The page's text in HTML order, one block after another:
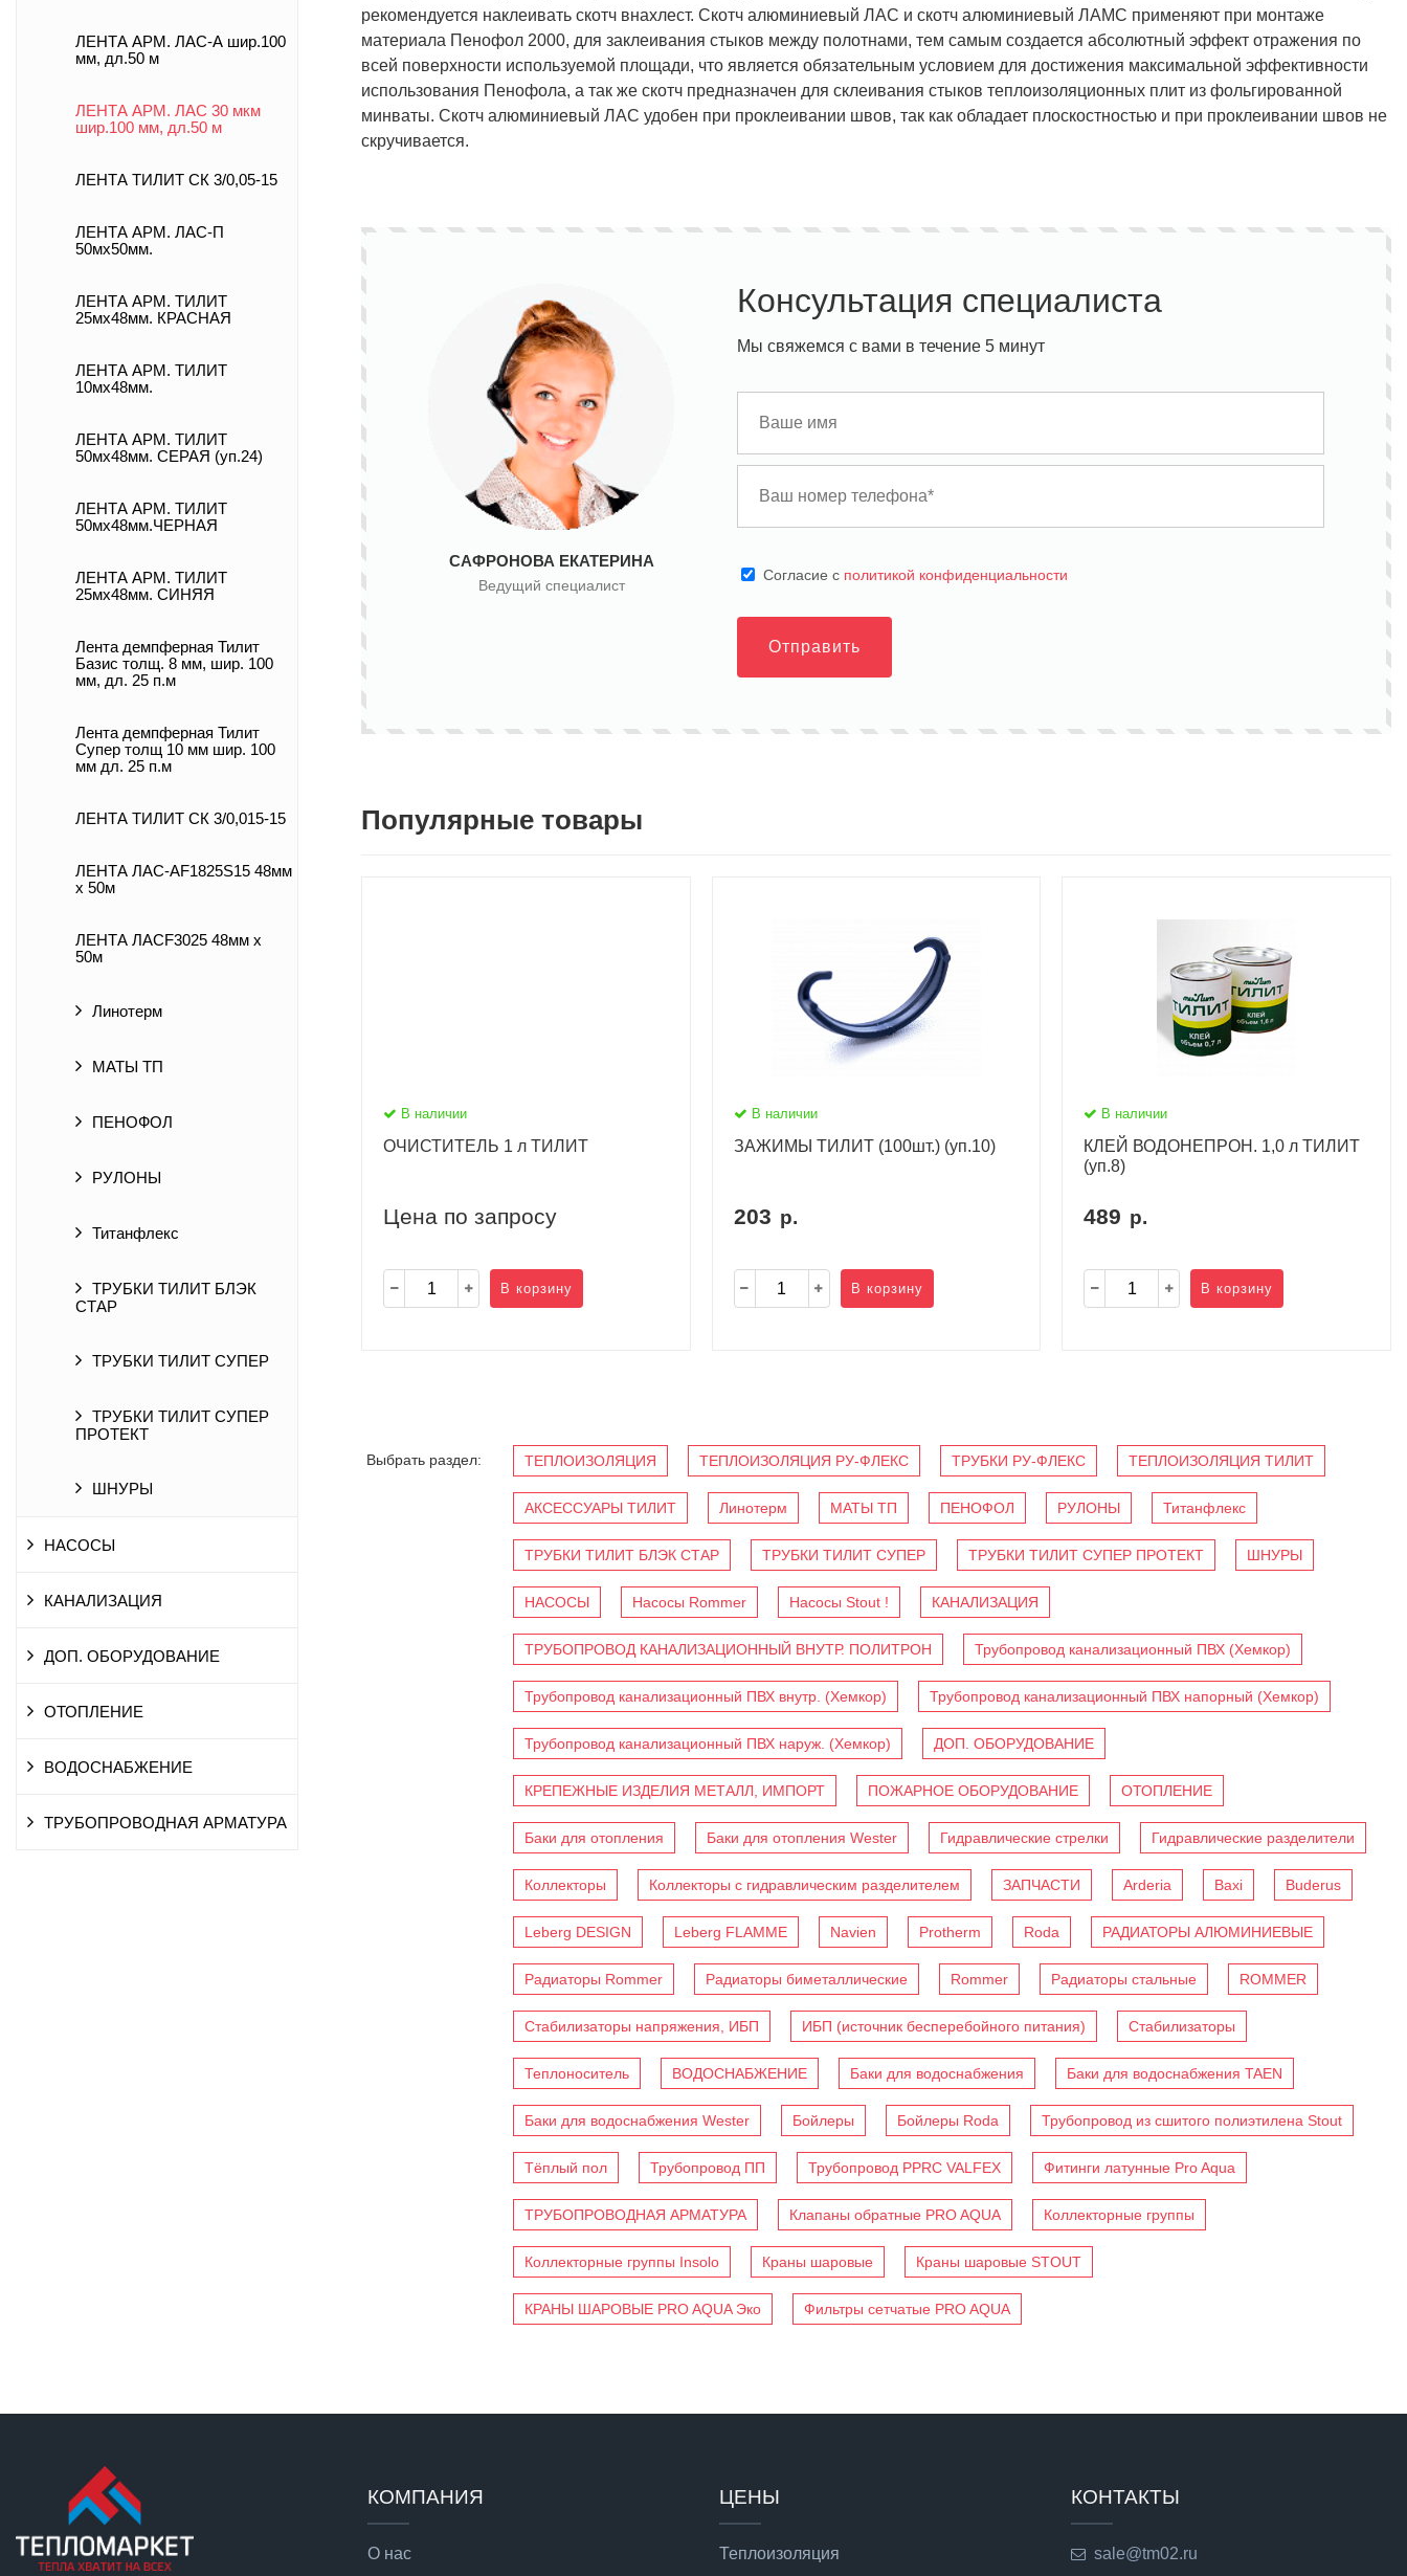
ЛЕНТА АРМ. ЛАС-А шир.100
мм, дл.50 м
ЛЕНТА АРМ. ЛАС 30 мкм
шир.100 мм, дл.50 м
ЛЕНТА ТИЛИТ СК 3/0,05-15
ЛЕНТА АРМ. ЛАС-П
50мх50мм.
ЛЕНТА АРМ. ТИЛИТ
25мх48мм. КРАСНАЯ
ЛЕНТА АРМ. ТИЛИТ
10мх48мм.
ЛЕНТА АРМ. ТИЛИТ
50мх48мм. СЕРАЯ (уп.24)
ЛЕНТА АРМ. ТИЛИТ
50мх48мм.ЧЕРНАЯ
ЛЕНТА АРМ. ТИЛИТ
25мх48мм. СИНЯЯ
Лента демпферная Тилит
Базис толщ. 8 мм, шир. 100
мм, дл. 25 п.м
Лента демпферная Тилит
Супер толщ 10 мм шир. 100
мм дл. 25 п.м
ЛЕНТА ТИЛИТ СК 3/0,015-15
ЛЕНТА ЛАС-AF1825S15 48мм
х 50м
ЛЕНТА ЛАСF3025 48мм х
50м
Линотерм
МАТЫ ТП
ПЕНОФОЛ
РУЛОНЫ
Титанфлекс
ТРУБКИ ТИЛИТ БЛЭК
СТАР
ТРУБКИ ТИЛИТ СУПЕР
ТРУБКИ ТИЛИТ СУПЕР
ПРОТЕКТ
ШНУРЫ
НАСОСЫ
КАНАЛИЗАЦИЯ
ДОП. ОБОРУДОВАНИЕ
ОТОПЛЕНИЕ
ВОДОСНАБЖЕНИЕ
ТРУБОПРОВОДНАЯ АРМАТУРА
рекомендуется наклеивать скотч внахлест. Скотч алюминиевый ЛАС и скотч алюминиевый ЛАМС применяют при монтаже
материала Пенофол 2000, для заклеивания стыков между полотнами, тем самым создается абсолютный эффект отражения по
всей поверхности используемой площади, что является обязательным условием для достижения максимальной эффективности
использования Пенофола, а так же скотч предназначен для склеивания стыков теплоизоляционных плит из фольгированной
минваты. Скотч алюминиевый ЛАС удобен при проклеивании швов, так как обладает плоскостностью и при проклеивании швов не
скручивается.
САФРОНОВА ЕКАТЕРИНА
Ведущий специалист
Консультация специалиста
Мы свяжемся с вами в течение 5 минут
Cогласие с политикой конфиденциальности
Отправить
Популярные товары
В наличии
ОЧИСТИТЕЛЬ 1 л ТИЛИТ
Цена по запросу
В корзину
В наличии
ЗАЖИМЫ ТИЛИТ (100шт.) (уп.10)
203 р.
В корзину
В наличии
КЛЕЙ ВОДОНЕПРОН. 1,0 л ТИЛИТ
(уп.8)
489 р.
В корзину
Выбрать раздел: ТЕПЛОИЗОЛЯЦИЯ ТЕПЛОИЗОЛЯЦИЯ РУ-ФЛЕКС ТРУБКИ РУ-ФЛЕКС ТЕПЛОИЗОЛЯЦИЯ ТИЛИТ
АКСЕССУАРЫ ТИЛИТ Линотерм МАТЫ ТП ПЕНОФОЛ РУЛОНЫ Титанфлекс
ТРУБКИ ТИЛИТ БЛЭК СТАР ТРУБКИ ТИЛИТ СУПЕР ТРУБКИ ТИЛИТ СУПЕР ПРОТЕКТ ШНУРЫ
НАСОСЫ Насосы Rommer Насосы Stout ! КАНАЛИЗАЦИЯ
ТРУБОПРОВОД КАНАЛИЗАЦИОННЫЙ ВНУТР. ПОЛИТРОН Трубопровод канализационный ПВХ (Хемкор)
Трубопровод канализационный ПВХ внутр. (Хемкор) Трубопровод канализационный ПВХ напорный (Хемкор)
Трубопровод канализационный ПВХ наруж. (Хемкор) ДОП. ОБОРУДОВАНИЕ
КРЕПЕЖНЫЕ ИЗДЕЛИЯ МЕТАЛЛ, ИМПОРТ ПОЖАРНОЕ ОБОРУДОВАНИЕ ОТОПЛЕНИЕ
Баки для отопления Баки для отопления Wester Гидравлические стрелки Гидравлические разделители
Коллекторы Коллекторы с гидравлическим разделителем ЗАПЧАСТИ Arderia Baxi Buderus
Leberg DESIGN Leberg FLAMME Navien Protherm Roda РАДИАТОРЫ АЛЮМИНИЕВЫЕ
Радиаторы Rommer Радиаторы биметаллические Rommer Радиаторы стальные ROMMER
Стабилизаторы напряжения, ИБП ИБП (источник бесперебойного питания) Стабилизаторы
Теплоноситель ВОДОСНАБЖЕНИЕ Баки для водоснабжения Баки для водоснабжения TAEN
Баки для водоснабжения Wester Бойлеры Бойлеры Roda Трубопровод из сшитого полиэтилена Stout
Тёплый пол Трубопровод ПП Трубопровод PPRC VALFEX Фитинги латунные Pro Aqua
ТРУБОПРОВОДНАЯ АРМАТУРА Клапаны обратные PRO AQUA Коллекторные группы
Коллекторные группы Insolo Краны шаровые Краны шаровые STOUT
КРАНЫ ШАРОВЫЕ PRO AQUA Эко Фильтры сетчатые PRO AQUA
КОМПАНИЯ
О нас
ЦЕНЫ
Теплоизоляция
КОНТАКТЫ
sale@tm02.ru